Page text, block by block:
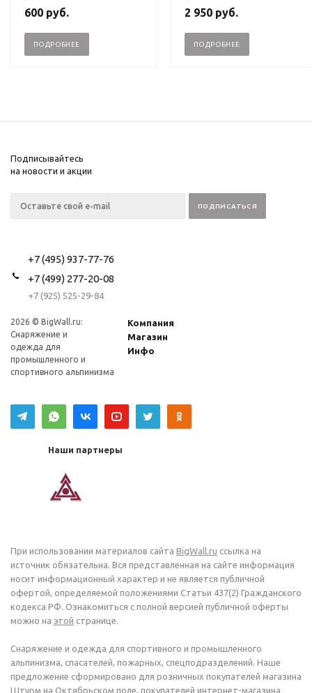
600 руб.
ПОДРОБНЕЕ
2 950 руб.
ПОДРОБНЕЕ
Подписывайтесь
на новости и акции
+7 (495) 937-77-76
+7 (499) 277-20-08
+7 (925) 525-29-84
2026 © BigWall.ru:
Снаряжение и
одежда для
промышленного и
спортивного альпинизма
Компания
Магазин
Инфо
Наши партнеры
При использовании материалов сайта BigWall.ru ссылка на
источник обязательна. Вся представленная на сайте информация
носит информационный характер и не является публичной
офертой, определяемой положениями Статьи 437(2) Гражданского
кодекса РФ. Ознакомиться с полной версией публичной оферты
можно на этой странице.
Снаряжение и одежда для спортивного и промышленного
альпинизма, спасателей, пожарных, спецподразделений. Наше
предложение сформировано для розничных покупателей магазина
Штурм на Октябрьском поле, покупателей интернет-магазина